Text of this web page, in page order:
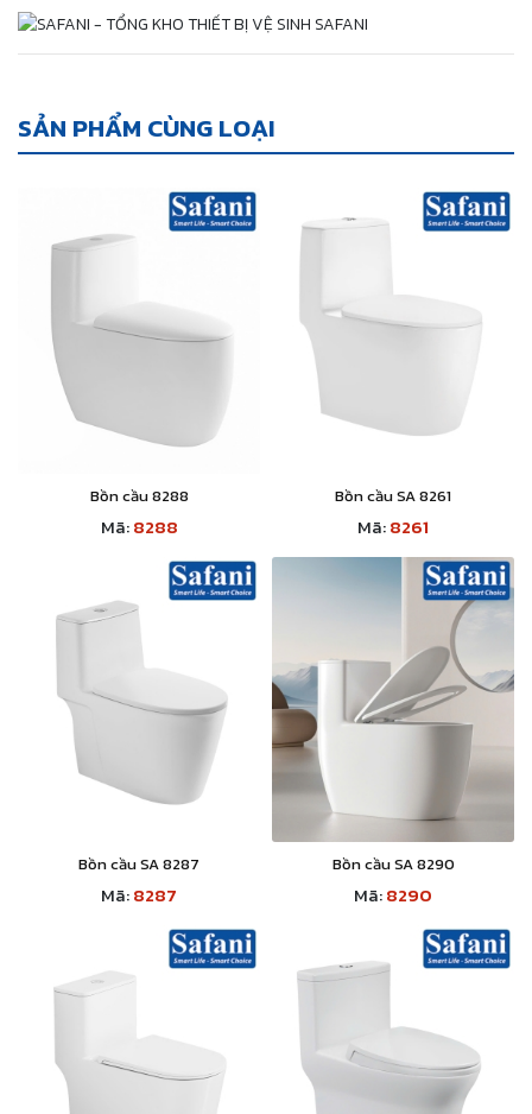
SẢN PHẨM CÙNG LOẠI
Bồn cầu 8288
Mã:8288
Bồn cầu SA 8261
Mã:8261
Bồn cầu SA 8287
Mã:8287
Bồn cầu SA 8290
Mã:8290